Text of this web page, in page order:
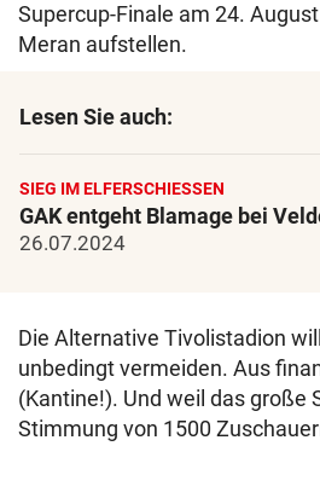
Supercup-Finale am 24.
Meran aufstellen.
Lesen Sie auch:
SIEG IM ELFERSCHIESSEN
GAK entgeht Blamage bei
26.07.2024
Die Alternative Tivolistadion
unbedingt vermeiden. Aus
(Kantine!). Und weil das große
Stimmung von 1500